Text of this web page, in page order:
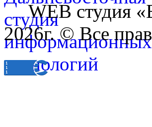
WEB студия
2026г. © Все